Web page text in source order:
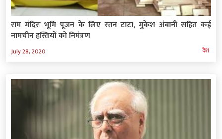
राम मंदिरः भूमि पूजन के लिए रतन टाटा, मुकेश अंबानी सहित कई
नामचीन हस्तियों को निमंत्रण
July 28, 2020 देश